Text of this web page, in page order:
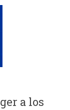
a los